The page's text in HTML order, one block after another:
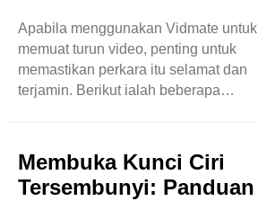
mereka telah memperkemaskan
sedikit perkara untuk memberi anda
pengalaman yang lebih lancar
semasa memuat turun semua video
Apabila menggunakan Vidmate untuk
memuat turun video, penting untuk
memastikan perkara itu selamat dan
terjamin. Berikut ialah beberapa
Pertama sekali, sentiasa muat turun
Vidmate daripada sumber yang
dipercayai seperti Gedung Google
Membuka Kunci Ciri
Tersembunyi: Panduan